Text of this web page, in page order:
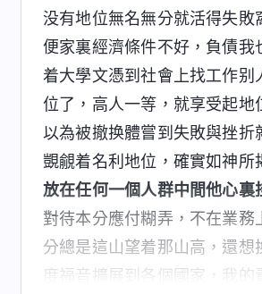
没有地位無名無分就活得失
便家裏經濟條件不好，負債
着大學文憑到社會上找工作
位了，高人一等，就享受起
以為被撤换體嘗到失敗與挫
覬覦着名利地位，確實如神所
放在任何一個人群中間他心裏
對待本分應付糊弄，不在業
分總是這山望着那山高，還
度福音擴展到各個國家，我